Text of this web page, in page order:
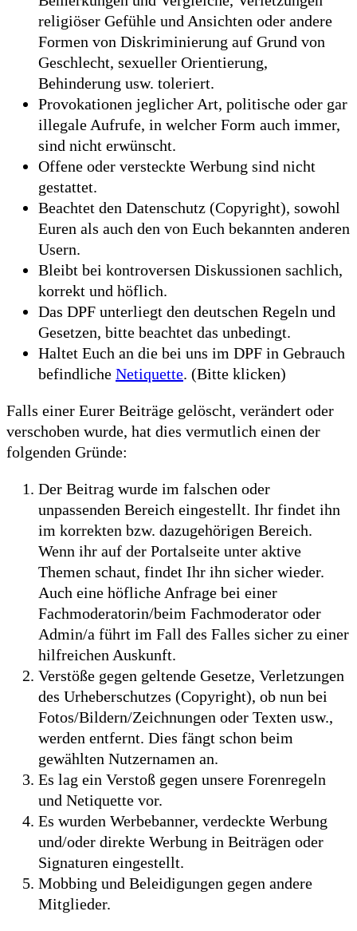
religiöser Gefühle und Ansichten oder andere
Formen von Diskriminierung auf Grund von
Geschlecht, sexueller Orientierung,
Behinderung usw. toleriert.
Provokationen jeglicher Art, politische oder gar
illegale Aufrufe, in welcher Form auch immer,
sind nicht erwünscht.
Offene oder versteckte Werbung sind nicht
gestattet.
Beachtet den Datenschutz (Copyright), sowohl
Euren als auch den von Euch bekannten anderen
Usern.
Bleibt bei kontroversen Diskussionen sachlich,
korrekt und höflich.
Das DPF unterliegt den deutschen Regeln und
Gesetzen, bitte beachtet das unbedingt.
Haltet Euch an die bei uns im DPF in Gebrauch
befindliche Netiquette. (Bitte klicken)
Falls einer Eurer Beiträge gelöscht, verändert oder
verschoben wurde, hat dies vermutlich einen der
folgenden Gründe:
Der Beitrag wurde im falschen oder
unpassenden Bereich eingestellt. Ihr findet ihn
im korrekten bzw. dazugehörigen Bereich.
Wenn ihr auf der Portalseite unter aktive
Themen schaut, findet Ihr ihn sicher wieder.
Auch eine höfliche Anfrage bei einer
Fachmoderatorin/beim Fachmoderator oder
Admin/a führt im Fall des Falles sicher zu einer
hilfreichen Auskunft.
Verstöße gegen geltende Gesetze, Verletzungen
des Urheberschutzes (Copyright), ob nun bei
Fotos/Bildern/Zeichnungen oder Texten usw.,
werden entfernt. Dies fängt schon beim
gewählten Nutzernamen an.
Es lag ein Verstoß gegen unsere Forenregeln
und Netiquette vor.
Es wurden Werbebanner, verdeckte Werbung
und/oder direkte Werbung in Beiträgen oder
Signaturen eingestellt.
Mobbing und Beleidigungen gegen andere
Mitglieder.